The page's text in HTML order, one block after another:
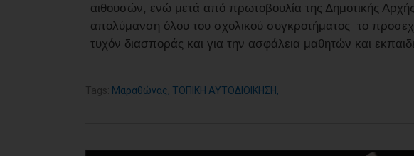
αιθουσών, ενώ μετά από πρωτοβουλία της Δημοτικής
απολύμανση όλου του σχολικού συγκροτήματος το
τυχόν διασποράς και για την ασφάλεια μαθητών και
Tags: Μαραθώνας, ΤΟΠΙΚΗ ΑΥΤΟΔΙΟΙΚΗΣΗ,